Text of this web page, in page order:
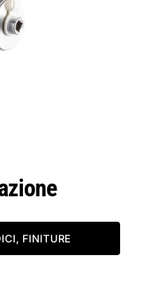
FINITURE